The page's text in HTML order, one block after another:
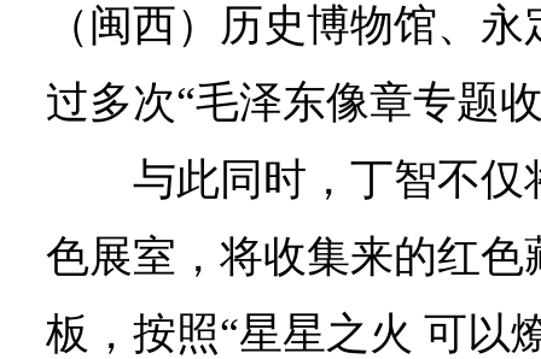
（闽西）历史博物馆、
过多次“毛泽东像章专题
与此同时，丁智不
色展室，将收集来的红色
板，按照“星星之火 可以